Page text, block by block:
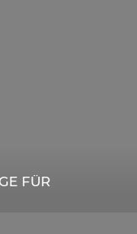
FÜR
ZUR
IN DER